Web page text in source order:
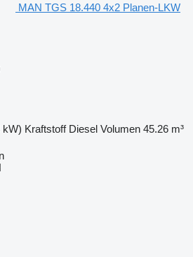
MAN TGS 18.440 4x2 Planen-LKW
kW) Kraftstoff Diesel Volumen 45.26 m³